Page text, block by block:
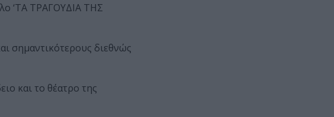
‘ΤΑ ΤΡΑΓΟΥΔΙΑ ΤΗΣ
σημαντικότερους διεθνώς
και το θέατρο της